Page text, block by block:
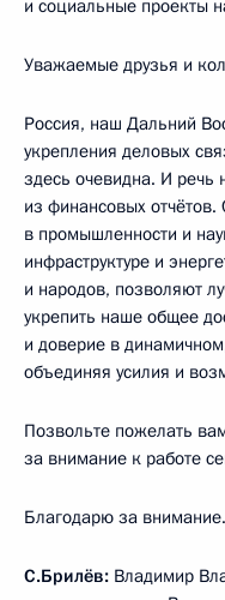
и социальные проекты
Уважаемые друзья и
Россия, наш Дальний
укрепления деловых
здесь очевидна. И речь
из финансовых
в промышленности и
инфраструктуре и
и народов, позволяют
укрепить наше общее
и доверие в
объединяя усилия и
Позвольте пожелать
за внимание к работе
Благодарю за внимание.
С.Брилёв: Владимир